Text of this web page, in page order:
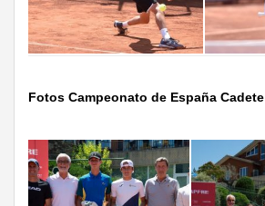
Fotos Campeonato de España Cadete